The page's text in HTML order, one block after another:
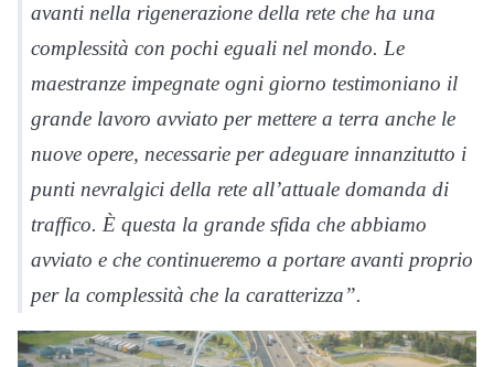
avanti nella rigenerazione della rete che ha una
complessità con pochi eguali nel mondo. Le
maestranze impegnate ogni giorno testimoniano il
grande lavoro avviato per mettere a terra anche le
nuove opere, necessarie per adeguare innanzitutto i
punti nevralgici della rete all’attuale domanda di
traffico. È questa la grande sfida che abbiamo
avviato e che continueremo a portare avanti proprio
per la complessità che la caratterizza”.